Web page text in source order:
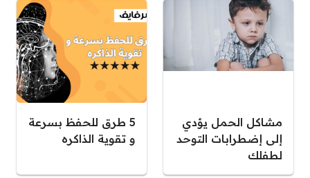
مشاكل الحمل يؤدي
إلى إضطرابات التوحد
لطفلك
5 طرق للحفظ بسرعة
و تقوية الذاكره